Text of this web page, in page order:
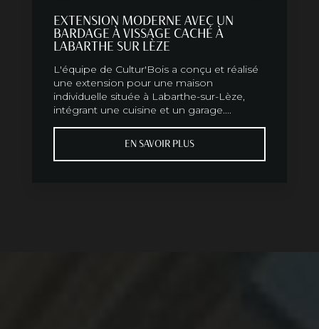
EXTENSION MODERNE AVEC UN
BARDAGE À VISSAGE CACHÉ À
LABARTHE SUR LÈZE
L'équipe de Cultur'Bois a conçu et réalisé
une extension pour une maison
individuelle située à Labarthe-sur-Lèze,
intégrant une cuisine et un garage....
EN SAVOIR PLUS